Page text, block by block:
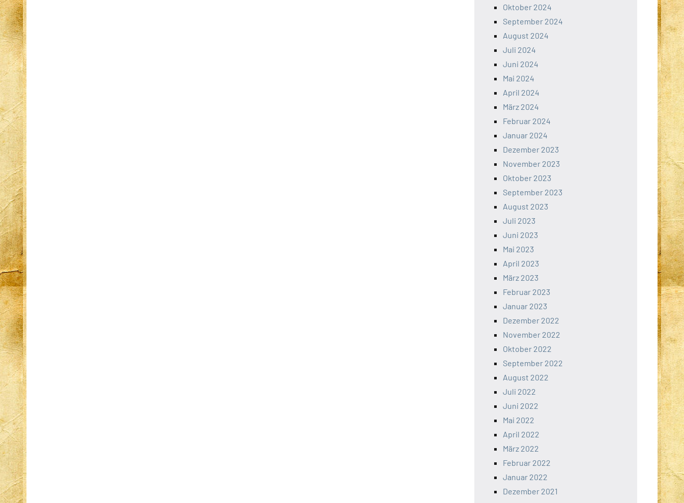
Oktober 2024
September 2024
August 2024
Juli 2024
Juni 2024
Mai 2024
April 2024
März 2024
Februar 2024
Januar 2024
Dezember 2023
November 2023
Oktober 2023
September 2023
August 2023
Juli 2023
Juni 2023
Mai 2023
April 2023
März 2023
Februar 2023
Januar 2023
Dezember 2022
November 2022
Oktober 2022
September 2022
August 2022
Juli 2022
Juni 2022
Mai 2022
April 2022
März 2022
Februar 2022
Januar 2022
Dezember 2021